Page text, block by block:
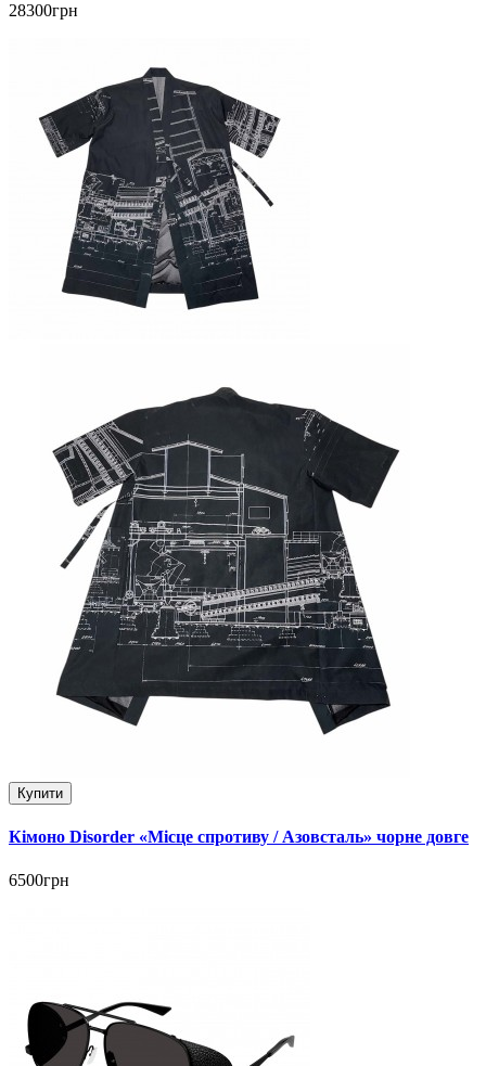
28300грн
Купити
Кімоно Disorder «Місце спротиву / Азовсталь» чорне довге
6500грн